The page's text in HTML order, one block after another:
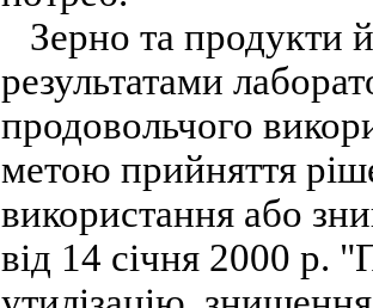
Зерно та продукти
результатами
продовольчого
метою прийняття
використання або
від 14 січня 2000 р.